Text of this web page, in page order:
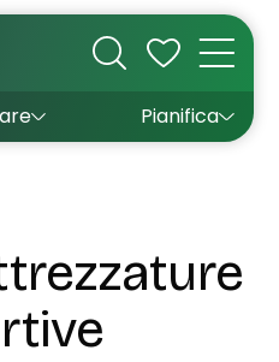
Outdoor
Pianifica
Come arrivare
Wishlist